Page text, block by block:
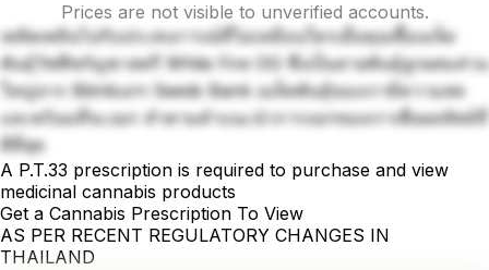
Prices are not visible to unverified accounts.
เพลิดเพลินไปกับประสบการณ์ที่ไม่เหมือนใครเมื่อคุณซื้อเมล็ด
พันธุ์วัชพืชกัญชาสตรี White Fire OG ซึ่งเป็นสายพันธุ์ลูกผสมส่วน
ใหญ่จาก Blimburn Seeds Bank เมล็ดพันธุ์ของเรามีความสด
และพร้อมที่จะงอก ทำตามคำแนะนำการงอกของเราเพื่อผลลัพธ์ที่
ดีที่สุด
A P.T.33 prescription is required to purchase and view
medicinal cannabis products
Get a Cannabis Prescription To View
AS PER RECENT REGULATORY CHANGES IN
THAILAND